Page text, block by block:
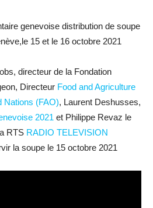
genevoise distribution de soupe
15 et le 16 octobre 2021
directeur de la Fondation
Directeur Food and Agriculture
Nations (FAO), Laurent Deshusses,
2021 et Philippe Revaz le
RTS RADIO TELEVISION
la soupe le 15 octobre 2021